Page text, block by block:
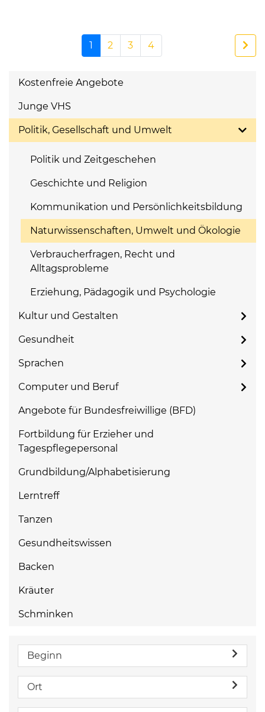
1 2 3 4
Kostenfreie Angebote
Junge VHS
Politik, Gesellschaft und Umwelt
Politik und Zeitgeschehen
Geschichte und Religion
Kommunikation und Persönlichkeitsbildung
Naturwissenschaften, Umwelt und Ökologie
Verbraucherfragen, Recht und
Alltagsprobleme
Erziehung, Pädagogik und Psychologie
Kultur und Gestalten
Gesundheit
Sprachen
Computer und Beruf
Angebote für Bundesfreiwillige (BFD)
Fortbildung für Erzieher und
Tagespflegepersonal
Grundbildung/Alphabetisierung
Lerntreff
Tanzen
Gesundheitswissen
Backen
Kräuter
Schminken
Beginn
Ort